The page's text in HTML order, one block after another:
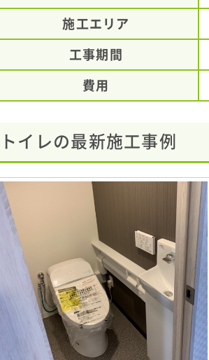
施工エリア
工事期間
費用
トイレの最新施工事例